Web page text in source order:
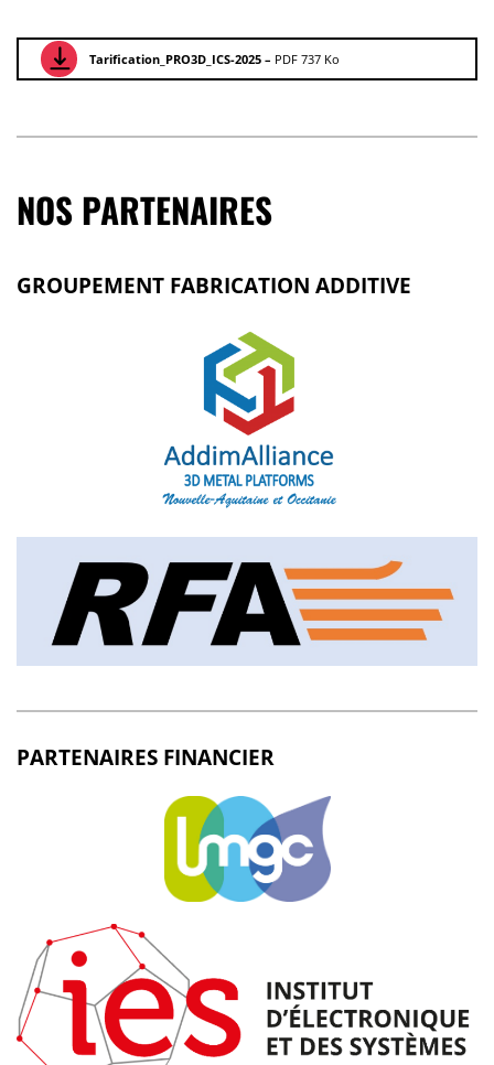
Tarification_PRO3D_ICS-2025 – PDF 737 Ko
NOS PARTENAIRES
GROUPEMENT FABRICATION ADDITIVE
PARTENAIRES FINANCIER